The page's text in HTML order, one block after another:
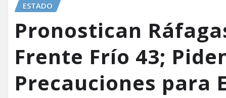
ESTADO
Pronostican
Frente Frío 43;
Precauciones para